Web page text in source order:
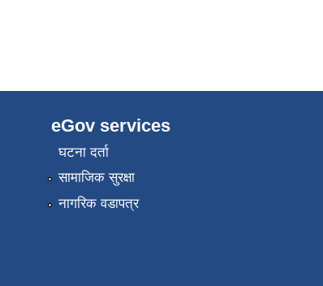
eGov services
घटना दर्ता
सामाजिक सुरक्षा
नागरिक वडापत्र